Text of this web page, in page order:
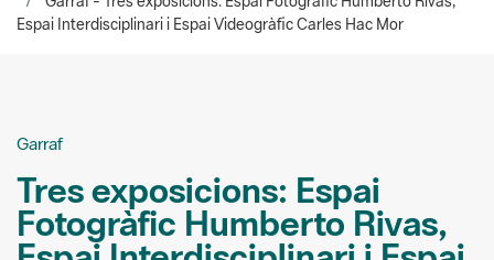
Tres exposicions: Espai
Fotogràfic Humberto Rivas,
Espai Interdisciplinari i Espai
Videogràfic Carles Hac Mor